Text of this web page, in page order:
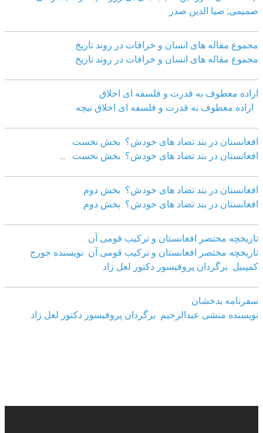
صمیمی; ضیا الدین صدر
مجموع مقاله های انسان و خرافات در روند تاریخ
مجموع مقاله های انسان و خرافات در روند تاریخ
اراده معطوف به قدرت و فلسفه ای اخلاق
اراده معطوف به قدرت و فلسفه ای اخلاق نیچه
افغانستان در بند تضاد های خودش؟ بخش نخست
افغانستان در بند تضاد های خودش؟ بخش نخست
افغانستان در بند تضاد های خودش؟ بخش دوم
افغانستان در بند تضاد های خودش؟ بخش دوم
تاریخچه مختصر افغانستان و ترکیب قومی آن
تاریخچه مختصر افغانستان و ترکیب قومی آن نویسنده جورج
کمپبیل برگردان پروفیسور دکتور لعل زاد
سفرنامه بدخشان
نویسنده منشی عبدالرحیم برگردان پروفیسور دکتور لعل زاد